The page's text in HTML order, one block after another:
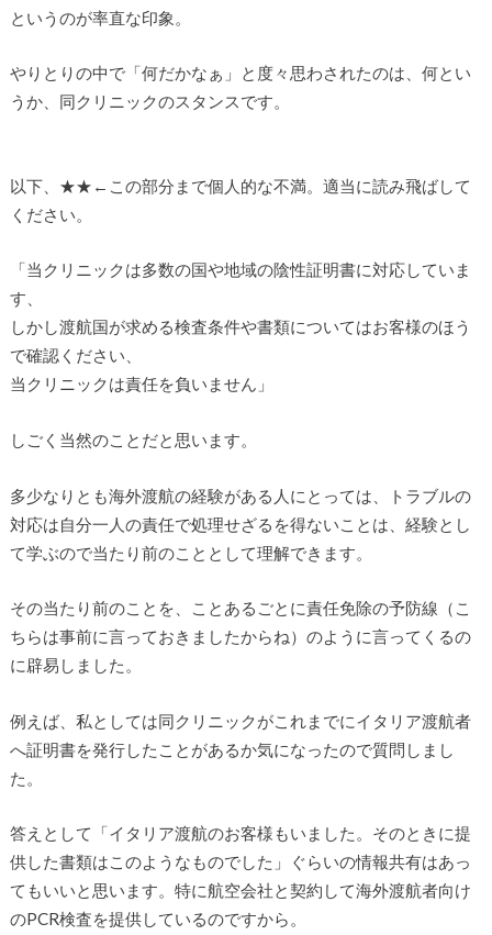
というのが率直な印象。
やりとりの中で「何だかなぁ」と度々思わされたのは、何とい
うか、同クリニックのスタンスです。
以下、★★←この部分まで個人的な不満。適当に読み飛ばして
ください。
「当クリニックは多数の国や地域の陰性証明書に対応していま
す、
しかし渡航国が求める検査条件や書類についてはお客様のほう
で確認ください、
当クリニックは責任を負いません」
しごく当然のことだと思います。
多少なりとも海外渡航の経験がある人にとっては、トラブルの
対応は自分一人の責任で処理せざるを得ないことは、経験とし
て学ぶので当たり前のこととして理解できます。
その当たり前のことを、ことあるごとに責任免除の予防線（こ
ちらは事前に言っておきましたからね）のように言ってくるの
に辟易しました。
例えば、私としては同クリニックがこれまでにイタリア渡航者
へ証明書を発行したことがあるか気になったので質問しまし
た。
答えとして「イタリア渡航のお客様もいました。そのときに提
供した書類はこのようなものでした」ぐらいの情報共有はあっ
てもいいと思います。特に航空会社と契約して海外渡航者向け
のPCR検査を提供しているのですから。